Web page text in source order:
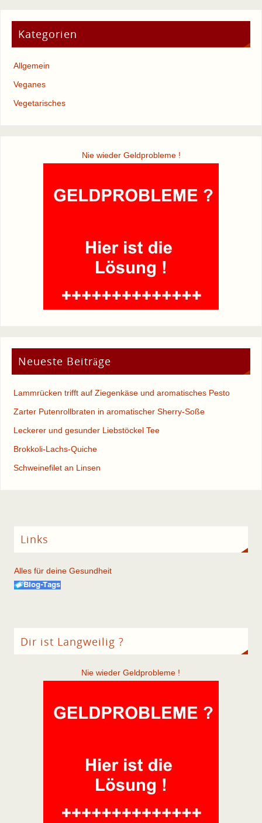
Kategorien
Allgemein
Veganes
Vegetarisches
Nie wieder Geldprobleme !
Neueste Beiträge
Lammrücken trifft auf Ziegenkäse und aromatisches Pesto
Zarter Putenrollbraten in aromatischer Sherry-Soße
Leckerer und gesunder Liebstöckel Tee
Brokkoli-Lachs-Quiche
Schweinefilet an Linsen
Links
Alles für deine Gesundheit
Dir ist Langweilig ?
Nie wieder Geldprobleme !